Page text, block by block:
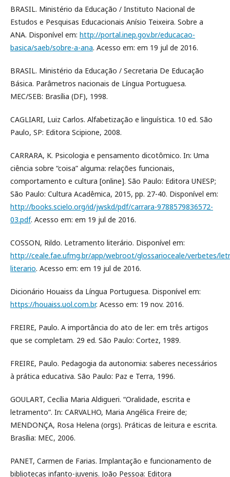
BRASIL. Ministério da Educação / Instituto Nacional de
Estudos e Pesquisas Educacionais Anísio Teixeira. Sobre a
ANA. Disponível em: http://portal.inep.gov.br/educacao-
basica/saeb/sobre-a-ana. Acesso em: em 19 jul de 2016.
BRASIL. Ministério da Educação / Secretaria De Educação
Básica. Parâmetros nacionais de Língua Portuguesa.
MEC/SEB: Brasília (DF), 1998.
CAGLIARI, Luiz Carlos. Alfabetização e linguística. 10 ed. São
Paulo, SP: Editora Scipione, 2008.
CARRARA, K. Psicologia e pensamento dicotômico. In: Uma
ciência sobre “coisa” alguma: relações funcionais,
comportamento e cultura [online]. São Paulo: Editora UNESP;
São Paulo: Cultura Acadêmica, 2015, pp. 27-40. Disponível em:
http://books.scielo.org/id/jwskd/pdf/carrara-9788579836572-
03.pdf. Acesso em: em 19 jul de 2016.
COSSON, Rildo. Letramento literário. Disponível em:
http://ceale.fae.ufmg.br/app/webroot/glossarioceale/verbetes/
literario. Acesso em: em 19 jul de 2016.
Dicionário Houaiss da Língua Portuguesa. Disponível em:
https://houaiss.uol.com.br. Acesso em: 19 nov. 2016.
FREIRE, Paulo. A importância do ato de ler: em três artigos
que se completam. 29 ed. São Paulo: Cortez, 1989.
FREIRE, Paulo. Pedagogia da autonomia: saberes necessários
à prática educativa. São Paulo: Paz e Terra, 1996.
GOULART, Cecília Maria Aldigueri. “Oralidade, escrita e
letramento”. In: CARVALHO, Maria Angélica Freire de;
MENDONÇA, Rosa Helena (orgs). Práticas de leitura e escrita.
Brasília: MEC, 2006.
PANET, Carmen de Farias. Implantação e funcionamento de
bibliotecas infanto-juvenis. João Pessoa: Editora